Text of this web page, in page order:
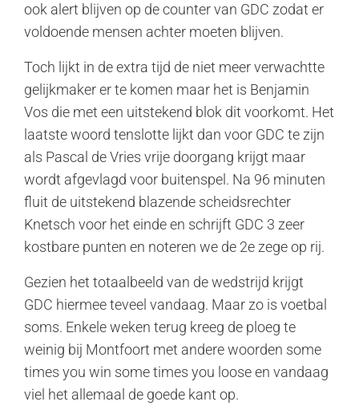
ook alert blijven op de counter van GDC zodat er
voldoende mensen achter moeten blijven.
Toch lijkt in de extra tijd de niet meer verwachtte
gelijkmaker er te komen maar het is Benjamin
Vos die met een uitstekend blok dit voorkomt. Het
laatste woord tenslotte lijkt dan voor GDC te zijn
als Pascal de Vries vrije doorgang krijgt maar
wordt afgevlagd voor buitenspel. Na 96 minuten
fluit de uitstekend blazende scheidsrechter
Knetsch voor het einde en schrijft GDC 3 zeer
kostbare punten en noteren we de 2e zege op rij.
Gezien het totaalbeeld van de wedstrijd krijgt
GDC hiermee teveel vandaag. Maar zo is voetbal
soms. Enkele weken terug kreeg de ploeg te
weinig bij Montfoort met andere woorden some
times you win some times you loose en vandaag
viel het allemaal de goede kant op.